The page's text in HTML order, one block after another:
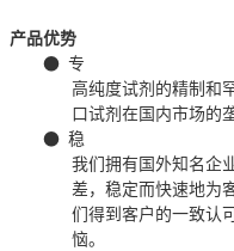
产品优势
● 专
高纯度试剂的精制和
口试剂在国内市场的
● 稳
我们拥有国外知名企
差，稳定而快速地为
们得到客户的一致认
恼。